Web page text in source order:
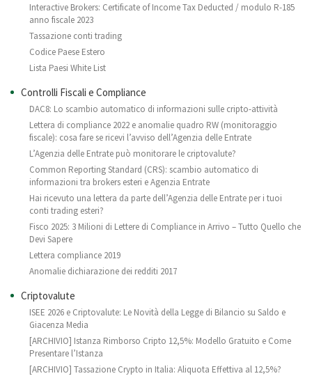
Interactive Brokers: Certificate of Income Tax Deducted / modulo R-185
anno fiscale 2023
Tassazione conti trading
Codice Paese Estero
Lista Paesi White List
Controlli Fiscali e Compliance
DAC8: Lo scambio automatico di informazioni sulle cripto-attività
Lettera di compliance 2022 e anomalie quadro RW (monitoraggio
fiscale): cosa fare se ricevi l’avviso dell’Agenzia delle Entrate
L’Agenzia delle Entrate può monitorare le criptovalute?
Common Reporting Standard (CRS): scambio automatico di
informazioni tra brokers esteri e Agenzia Entrate
Hai ricevuto una lettera da parte dell’Agenzia delle Entrate per i tuoi
conti trading esteri?
Fisco 2025: 3 Milioni di Lettere di Compliance in Arrivo – Tutto Quello che
Devi Sapere
Lettera compliance 2019
Anomalie dichiarazione dei redditi 2017
Criptovalute
ISEE 2026 e Criptovalute: Le Novità della Legge di Bilancio su Saldo e
Giacenza Media
[ARCHIVIO] Istanza Rimborso Cripto 12,5%: Modello Gratuito e Come
Presentare l’Istanza
[ARCHIVIO] Tassazione Crypto in Italia: Aliquota Effettiva al 12,5%?